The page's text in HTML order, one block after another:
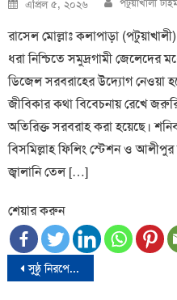
on
এপ্রিল ৫, ২০২৬ পটুয়াখালী
রাসেল মোল্লাঃ কলাপাড়া
ধরা নিশ্চিতে সমুদ্রগামী জেলেদের
ডিজেল সরবরাহের উদ্যোগ নেওয়া
জীবিকার কথা বিবেচনায় রেখে
অতিরিক্ত সরবরাহ করা হয়েছে।
বিসমিল্লাহ ফিলিং স্টেশন ও আলীপুর
জ্বালানি তেল […]
শেয়ার করুন
Post
সুষ্ঠু নিরপেক্ষ নিবার্চন হলে বিএনপি ক্ষমতায় যাবেঃ ধানের শীষ প্রতীকের প্রার্থী এবিএম মোশাররফ